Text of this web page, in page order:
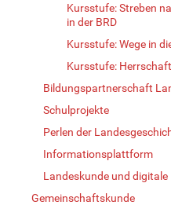
Kursstufe: Streben
in der BRD
Kursstufe: Wege in
Kursstufe:
Bildungspartnerschaft
Schulprojekte
Perlen der
Informationsplattform
Landeskunde und digitale
Gemeinschaftskunde